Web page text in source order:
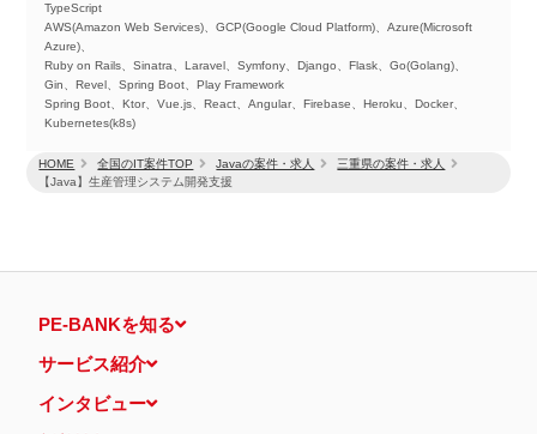
HOME 全国のIT案件TOP Javaの案件・求人
三重県の案件・求人
【Java】生産管理システム開発支援
TypeScript
AWS(Amazon Web Services)、GCP(Google Cloud Platform)、Azure(Microsoft
Azure)、
Ruby on Rails、Sinatra、Laravel、Symfony、Django、Flask、Go(Golang)、
Gin、Revel、Spring Boot、Play Framework
Spring Boot、Ktor、Vue.js、React、Angular、Firebase、Heroku、Docker、
Kubernetes(k8s)
PE-BANKを知る
サービス紹介
インタビュー